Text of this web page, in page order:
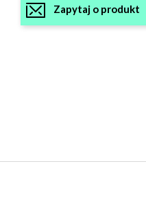
Zapytaj o produkt